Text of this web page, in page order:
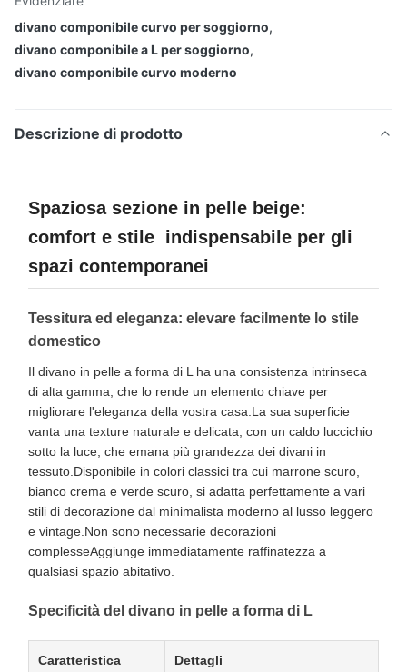
divano componibile curvo per soggiorno,
divano componibile a L per soggiorno,
divano componibile curvo moderno
Descrizione di prodotto
Spaziosa sezione in pelle beige:
comfort e stile ️ indispensabile per gli
spazi contemporanei
Tessitura ed eleganza: elevare facilmente lo stile
domestico
Il divano in pelle a forma di L ha una consistenza intrinseca
di alta gamma, che lo rende un elemento chiave per
migliorare l'eleganza della vostra casa.La sua superficie
vanta una texture naturale e delicata, con un caldo luccichio
sotto la luce, che emana più grandezza dei divani in
tessuto.Disponibile in colori classici tra cui marrone scuro,
bianco crema e verde scuro, si adatta perfettamente a vari
stili di decorazione dal minimalista moderno al lusso leggero
e vintage.Non sono necessarie decorazioni
complesseAggiunge immediatamente raffinatezza a
qualsiasi spazio abitativo.
Specificità del divano in pelle a forma di L
Caratteristica Dettagli